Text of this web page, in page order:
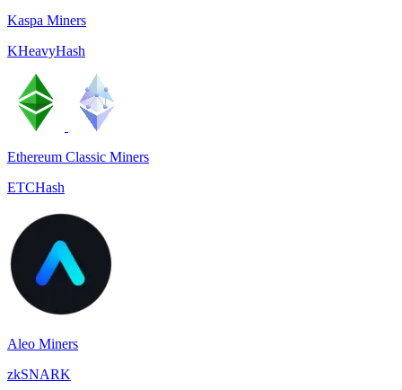
Kaspa Miners
KHeavyHash
Ethereum Classic Miners
ETCHash
Aleo Miners
zkSNARK